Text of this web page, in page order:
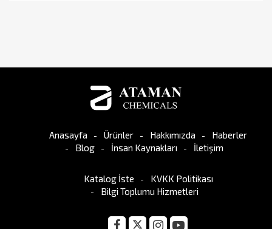
Anasayfa Ürünler Hakkımızda
Haberler
Blog
İnsan Kaynakları İletişim
Katalog İste
KVKK Politikası
Bilgi Toplumu Hizmetleri